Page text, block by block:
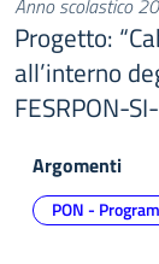
Anno scolastico
Progetto:
all’interno
FESRPON-
Argomenti
PON -